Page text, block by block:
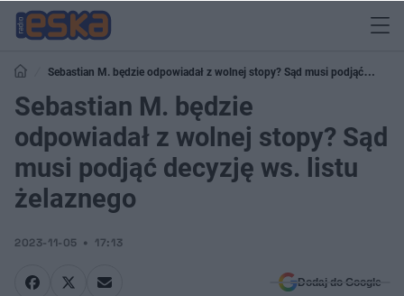
Sebastian M. będzie odpowiadał z wolnej stopy? Sąd musi podjąć
decyzję ws. listu żelaznego
Sebastian M. będzie
odpowiadał z wolnej stopy? Sąd
musi podjąć decyzję ws. listu
żelaznego
2023-11-05 17:13
Dodaj do Google